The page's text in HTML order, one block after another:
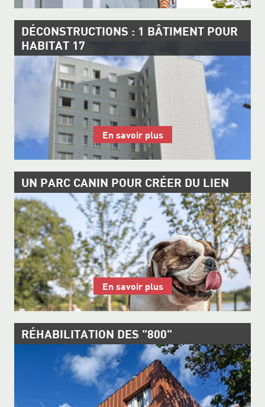
DÉCONSTRUCTIONS : 1 BÂTIMENT POUR
HABITAT 17
En savoir plus
UN PARC CANIN POUR CRÉER DU LIEN
En savoir plus
RÉHABILITATION DES "800"